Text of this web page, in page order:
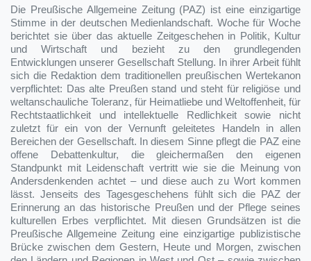
Die Preußische Allgemeine Zeitung (PAZ) ist eine einzigartige
Stimme in der deutschen Medienlandschaft. Woche für Woche
berichtet sie über das aktuelle Zeitgeschehen in Politik, Kultur
und Wirtschaft und bezieht zu den grundlegenden
Entwicklungen unserer Gesellschaft Stellung. In ihrer Arbeit fühlt
sich die Redaktion dem traditionellen preußischen Wertekanon
verpflichtet: Das alte Preußen stand und steht für religiöse und
weltanschauliche Toleranz, für Heimatliebe und Weltoffenheit, für
Rechtstaatlichkeit und intellektuelle Redlichkeit sowie nicht
zuletzt für ein von der Vernunft geleitetes Handeln in allen
Bereichen der Gesellschaft. In diesem Sinne pflegt die PAZ eine
offene Debattenkultur, die gleichermaßen den eigenen
Standpunkt mit Leidenschaft vertritt wie sie die Meinung von
Andersdenkenden achtet – und diese auch zu Wort kommen
lässt. Jenseits des Tagesgeschehens fühlt sich die PAZ der
Erinnerung an das historische Preußen und der Pflege seines
kulturellen Erbes verpflichtet. Mit diesen Grundsätzen ist die
Preußische Allgemeine Zeitung eine einzigartige publizistische
Brücke zwischen dem Gestern, Heute und Morgen, zwischen